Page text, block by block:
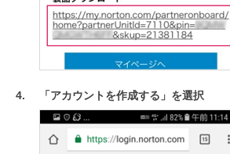
「アカウントを作成する」を選択